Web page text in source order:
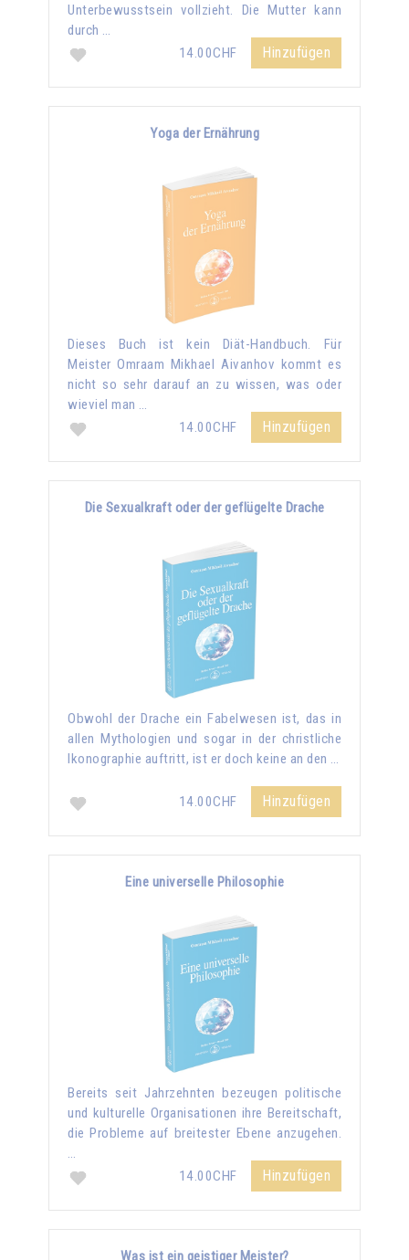
Unterbewusstsein vollzieht. Die Mutter kann
durch …
14.00CHF
Hinzufügen
Yoga der Ernährung
Dieses Buch ist kein Diät-Handbuch. Für
Meister Omraam Mikhael Aivanhov kommt es
nicht so sehr darauf an zu wissen, was oder
wieviel man …
14.00CHF
Hinzufügen
Die Sexualkraft oder der geflügelte Drache
Obwohl der Drache ein Fabelwesen ist, das in
allen Mythologien und sogar in der christliche
Ikonographie auftritt, ist er doch keine an den …
14.00CHF Hinzufügen
Eine universelle Philosophie
Bereits seit Jahrzehnten bezeugen politische
und kulturelle Organisationen ihre Bereitschaft,
die Probleme auf breitester Ebene anzugehen.
…
14.00CHF
Hinzufügen
Was ist ein geistiger Meister?